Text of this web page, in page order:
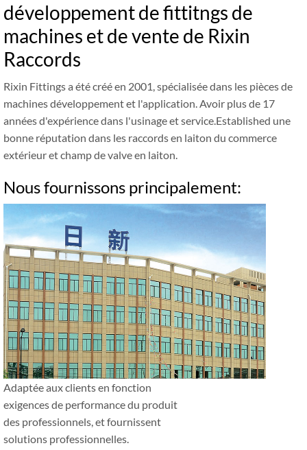
développement de fittitngs de
machines et de vente de Rixin
Raccords
Rixin Fittings a été créé en 2001, spécialisée dans les pièces de
machines développement et l'application. Avoir plus de 17
années d'expérience dans l'usinage et service.Established une
bonne réputation dans les raccords en laiton du commerce
extérieur et champ de valve en laiton.
Nous fournissons principalement:
Adaptée aux clients en fonction
exigences de performance du produit
des professionnels, et fournissent
solutions professionnelles.